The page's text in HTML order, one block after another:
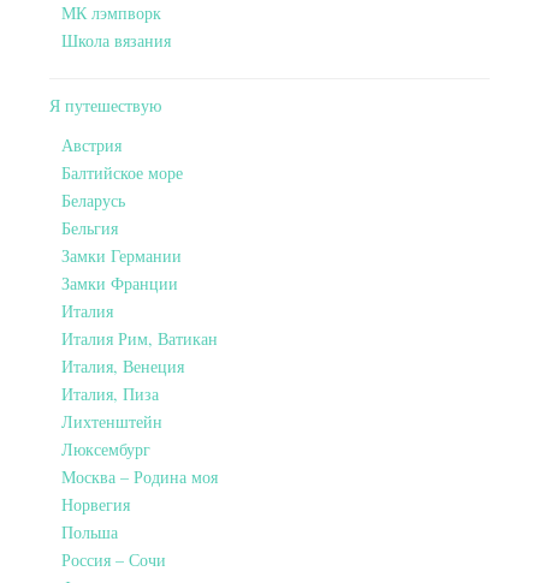
МК лэмпворк
Школа вязания
Я путешествую
Австрия
Балтийское море
Беларусь
Бельгия
Замки Германии
Замки Франции
Италия
Италия Рим, Ватикан
Италия, Венеция
Италия, Пиза
Лихтенштейн
Люксембург
Москва – Родина моя
Норвегия
Польша
Россия – Сочи